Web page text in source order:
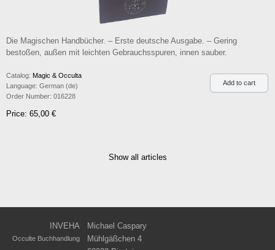
Die Magischen Handbücher. – Erste deutsche Ausgabe. – Gering
bestoßen, außen mit leichten Gebrauchsspuren, innen sauber.
Catalog: Magic & Occulta
Language: German (de)
Order Number: 016228
Price: 65,00 €
Show all articles
INVEHA Michael Caspary
Occulte Buchhandlung
Mühlgäßchen 4